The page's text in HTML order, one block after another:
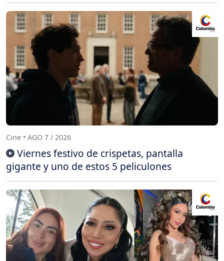
Cine • AGO 7 / 2026
Viernes festivo de crispetas, pantalla
gigante y uno de estos 5 peliculones